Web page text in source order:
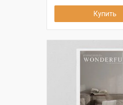
Купить